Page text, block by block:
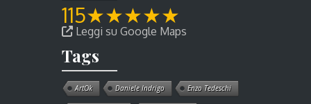
115★★★★★
Leggi su Google Maps
Tags
ArtOk Daniele Indrigo Enzo Tedeschi